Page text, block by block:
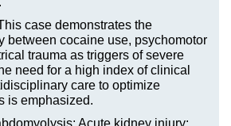
case demonstrates the
between cocaine use, psychomotor
trauma as triggers of severe
need for a high index of clinical
care to optimize
is emphasized.